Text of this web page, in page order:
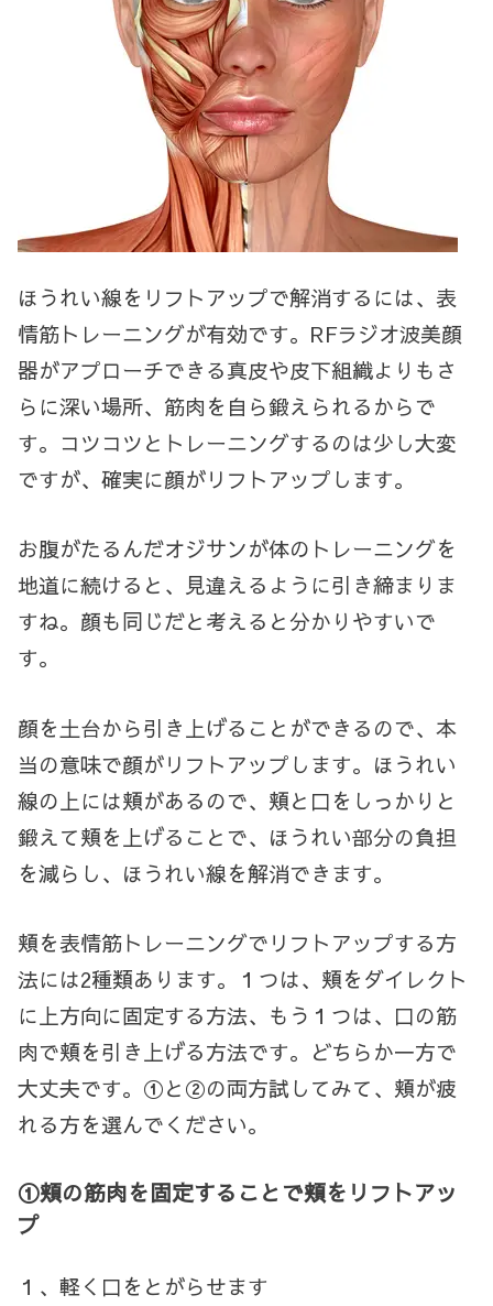
ほうれい線をリフトアップで解消するには、表
情筋トレーニングが有効です。RFラジオ波美顔
器がアプローチできる真皮や皮下組織よりもさ
らに深い場所、筋肉を自ら鍛えられるからで
す。コツコツとトレーニングするのは少し大変
ですが、確実に顔がリフトアップします。
お腹がたるんだオジサンが体のトレーニングを
地道に続けると、見違えるように引き締まりま
すね。顔も同じだと考えると分かりやすいで
す。
顔を土台から引き上げることができるので、本
当の意味で顔がリフトアップします。ほうれい
線の上には頬があるので、頬と口をしっかりと
鍛えて頬を上げることで、ほうれい部分の負担
を減らし、ほうれい線を解消できます。
頬を表情筋トレーニングでリフトアップする方
法には2種類あります。１つは、頬をダイレクト
に上方向に固定する方法、もう１つは、口の筋
肉で頬を引き上げる方法です。どちらか一方で
大丈夫です。①と②の両方試してみて、頬が疲
れる方を選んでください。
①頬の筋肉を固定することで頬をリフトアッ
プ
１、軽く口をとがらせます